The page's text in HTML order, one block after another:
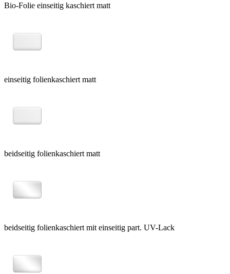
Bio-Folie einseitig kaschiert matt
einseitig folienkaschiert matt
beidseitig folienkaschiert matt
beidseitig folienkaschiert mit einseitig part. UV-Lack